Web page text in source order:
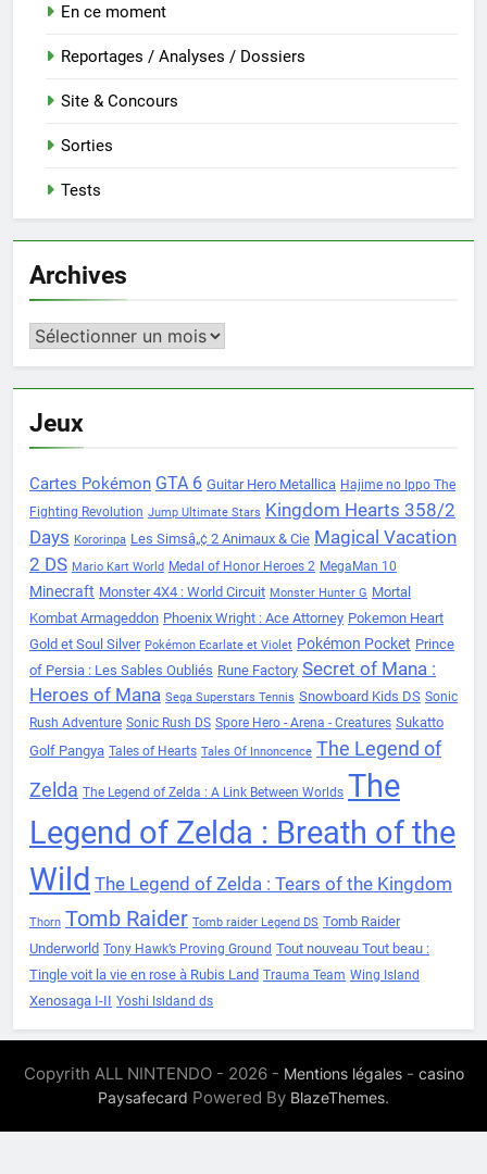
En ce moment
Reportages / Analyses / Dossiers
Site & Concours
Sorties
Tests
Archives
Archives
Jeux
Cartes Pokémon GTA 6 Guitar Hero Metallica Hajime no Ippo The
Fighting Revolution Jump Ultimate Stars Kingdom Hearts 358/2
Days Kororinpa Les Simsâ„¢ 2 Animaux & Cie Magical Vacation
2 DS Mario Kart World Medal of Honor Heroes 2 MegaMan 10
Minecraft Monster 4X4 : World Circuit Monster Hunter G Mortal
Kombat Armageddon Phoenix Wright : Ace Attorney Pokemon Heart
Gold et Soul Silver Pokémon Ecarlate et Violet Pokémon Pocket Prince
of Persia : Les Sables Oubliés Rune Factory Secret of Mana :
Heroes of Mana Sega Superstars Tennis Snowboard Kids DS Sonic
Rush Adventure Sonic Rush DS Spore Hero - Arena - Creatures Sukatto
Golf Pangya Tales of Hearts Tales Of Innoncence The Legend of
Zelda The Legend of Zelda : A Link Between Worlds The
Legend of Zelda : Breath of the
Wild The Legend of Zelda : Tears of the Kingdom
Thorn Tomb Raider Tomb raider Legend DS Tomb Raider
Underworld Tony Hawk’s Proving Ground Tout nouveau Tout beau :
Tingle voit la vie en rose à Rubis Land Trauma Team Wing Island
Xenosaga I-II Yoshi Isldand ds
Copyrith ALL NINTENDO - 2026 - Mentions légales- casino
Paysafecard Powered By BlazeThemes.